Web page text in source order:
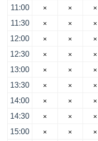
11:00
11:30
12:00
12:30
13:00
13:30
14:00
14:30
15:00
×
×
×
×
×
×
×
×
×
×
×
×
×
×
×
×
×
×
×
×
×
×
×
×
×
×
×